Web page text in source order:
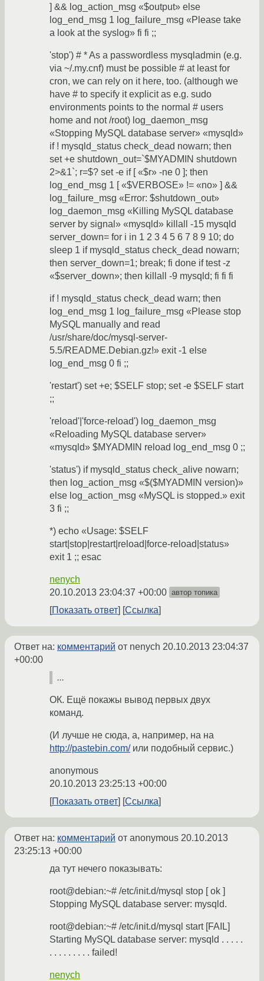
] && log_action_msg «$output» else
log_end_msg 1 log_failure_msg «Please take
a look at the syslog» fi fi ;;
'stop') # * As a passwordless mysqladmin (e.g.
via ~/.my.cnf) must be possible # at least for
cron, we can rely on it here, too. (although we
have # to specify it explicit as e.g. sudo
environments points to the normal # users
home and not /root) log_daemon_msg
«Stopping MySQL database server» «mysqld»
if ! mysqld_status check_dead nowarn; then
set +e shutdown_out=`$MYADMIN shutdown
2>&1`; r=$? set -e if [ «$r» -ne 0 ]; then
log_end_msg 1 [ «$VERBOSE» != «no» ] &&
log_failure_msg «Error: $shutdown_out»
log_daemon_msg «Killing MySQL database
server by signal» «mysqld» killall -15 mysqld
server_down= for i in 1 2 3 4 5 6 7 8 9 10; do
sleep 1 if mysqld_status check_dead nowarn;
then server_down=1; break; fi done if test -z
«$server_down»; then killall -9 mysqld; fi fi fi
if ! mysqld_status check_dead warn; then
log_end_msg 1 log_failure_msg «Please stop
MySQL manually and read
/usr/share/doc/mysql-server-
5.5/README.Debian.gz!» exit -1 else
log_end_msg 0 fi ;;
'restart') set +e; $SELF stop; set -e $SELF start
;;
'reload'|'force-reload') log_daemon_msg
«Reloading MySQL database server»
«mysqld» $MYADMIN reload log_end_msg 0 ;;
'status') if mysqld_status check_alive nowarn;
then log_action_msg «$($MYADMIN version)»
else log_action_msg «MySQL is stopped.» exit
3 fi ;;
*) echo «Usage: $SELF
start|stop|restart|reload|force-reload|status»
exit 1 ;; esac
nenych
20.10.2013 23:04:37 +00:00 автор топика
Показать ответ Ссылка
Ответ на: комментарий от nenych 20.10.2013 23:04:37
+00:00
...
ОК. Ещё покажы вывод первых двух
команд.
(И лучше не сюда, а, например, на на
http://pastebin.com/или подобный сервис.)
anonymous
20.10.2013 23:25:13 +00:00
Показать ответ
Ссылка
Ответ на: комментарий от anonymous 20.10.2013
23:25:13 +00:00
да тут нечего показывать:
root@debian:~# /etc/init.d/mysql stop [ ok ]
Stopping MySQL database server: mysqld.
root@debian:~# /etc/init.d/mysql start [FAIL]
Starting MySQL database server: mysqld . . . . .
. . . . . . . . . failed!
nenych